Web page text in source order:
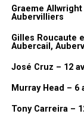
Graeme
Aubervilliers
Gilles Roucaute
Aubercail,
José Cruz – 12
Murray Head – 6
Tony Carreira –